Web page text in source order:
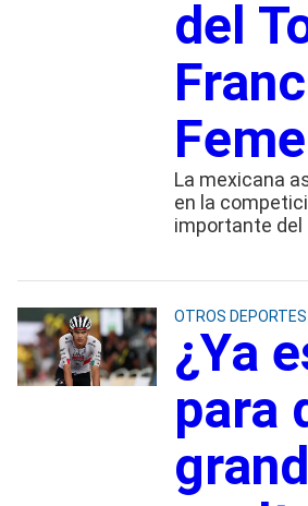
del
La mexicana
en la
importante
OTROS DEPORTES
¿Ya
para